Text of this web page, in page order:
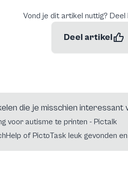
Vond je dit artikel nuttig? Deel
Deel artikel
die je misschien interessant
voor autisme te printen - Pictalk
of PictoTask leuk gevonden